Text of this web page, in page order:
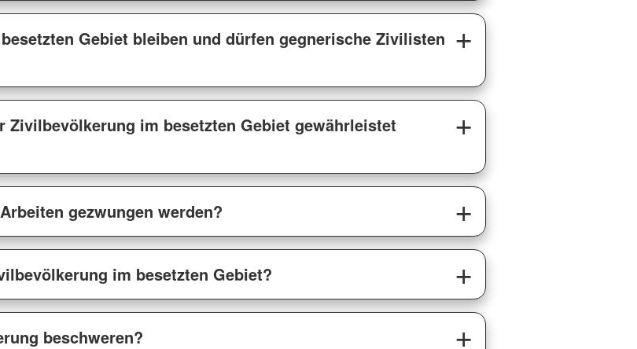
Gebiet bleiben und dürfen gegnerische Zivilisten
Zivilbevölkerung im besetzten Gebiet gewährleistet
gezwungen werden?
im besetzten Gebiet?
beschweren?